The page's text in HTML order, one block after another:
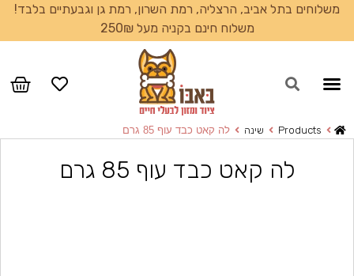
משלוחים בתל אביב, הרצליה, רמת השרון, רמת גן וגבעתיים בלבד!
משלוח חינם בקניה מעל 250₪
Products שינה לה קאט כבד עוף 85 גרם
לה קאט כבד עוף 85 גרם